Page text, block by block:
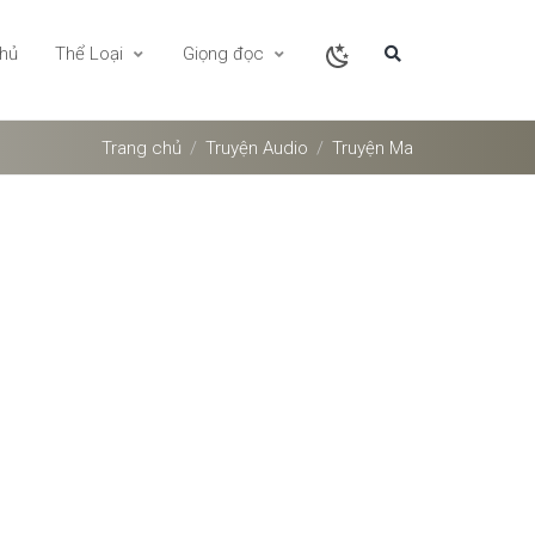
Thể Loại Giọng đọc
Trang chủ Truyện Audio Truyện Ma